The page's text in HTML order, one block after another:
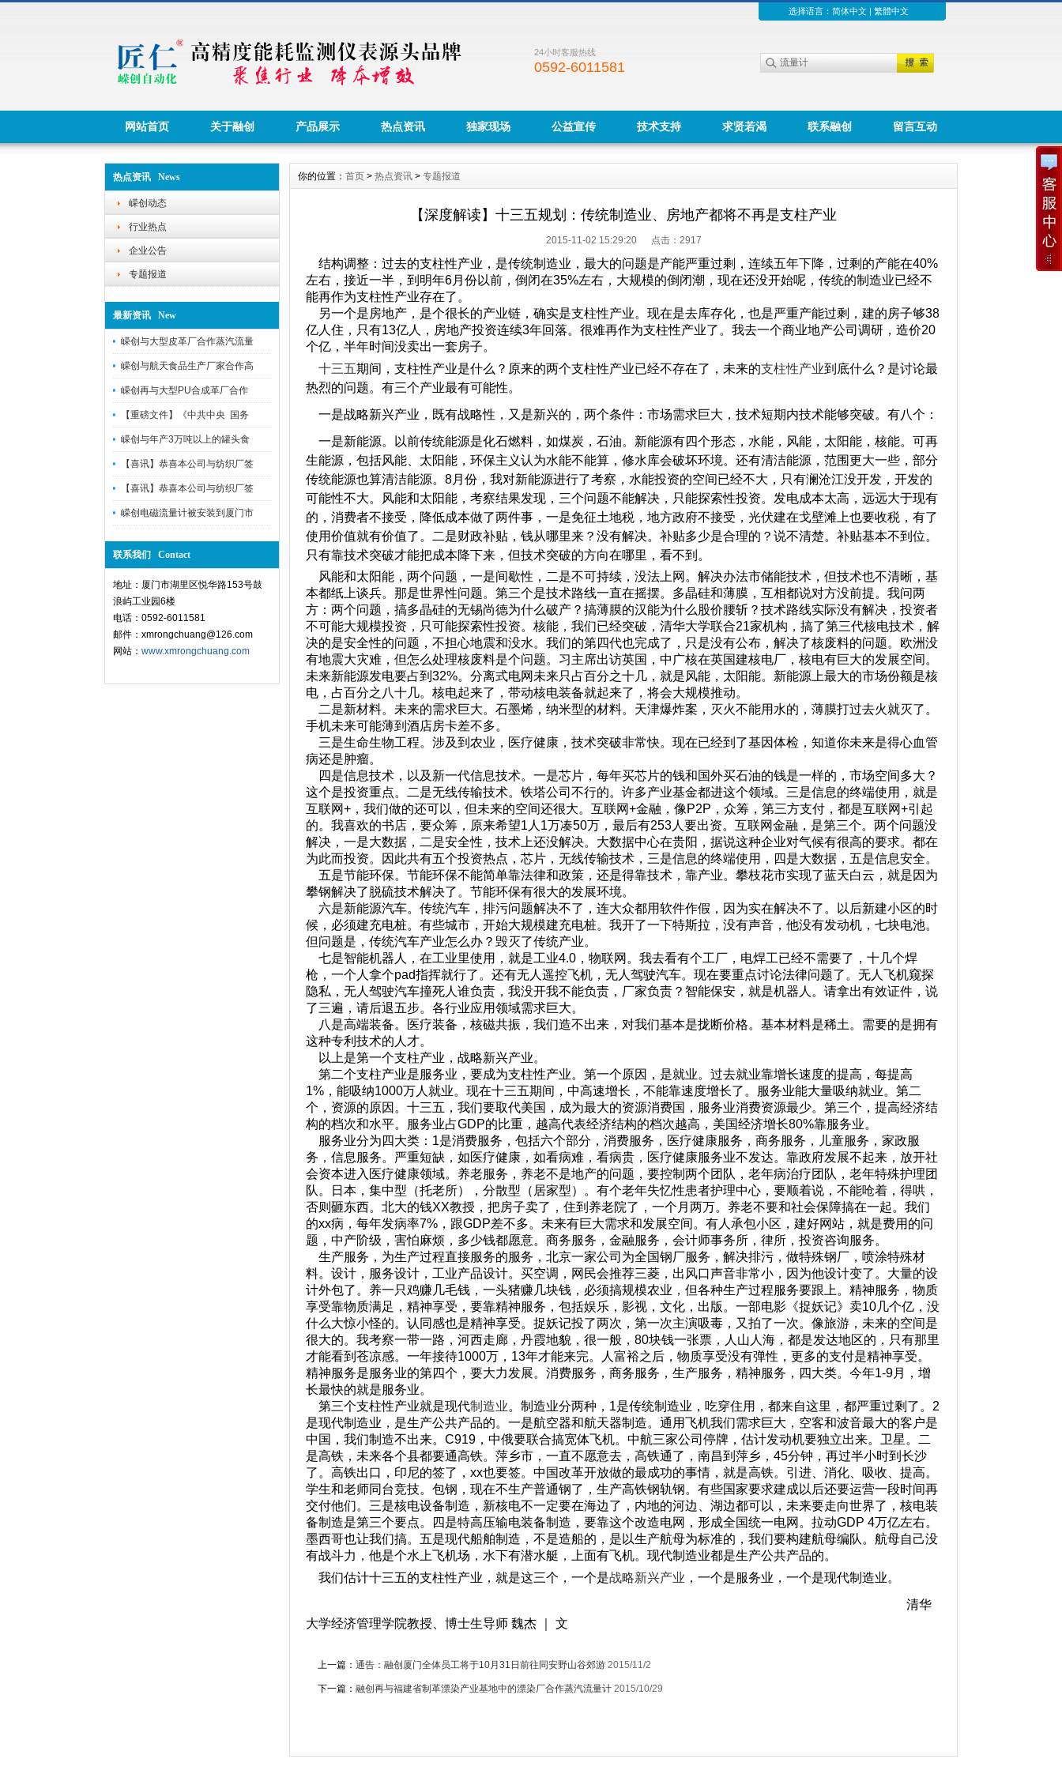
选择语言： 简体中文| 繁體中文
24小时客服热线
0592-6011581
网站首页 关于融创 产品展示 热点资讯 独家现场 公益宣传 技术支持 求贤若渴 联系融创 留言互动
热点资讯 News
嵘创动态
行业热点
企业公告
专题报道
最新资讯 New
嵘创与大型皮革厂合作蒸汽流量
嵘创与航天食品生产厂家合作高
嵘创再与大型PU合成革厂合作
【重磅文件】《中共中央 国务
嵘创与年产3万吨以上的罐头食
【喜讯】恭喜本公司与纺织厂签
【喜讯】恭喜本公司与纺织厂签
嵘创电磁流量计被安装到厦门市
联系我们 Contact
地址：厦门市湖里区悦华路153号鼓
浪屿工业园6楼
电话：0592-6011581
邮件：xmrongchuang@126.com
网站： www.xmrongchuang.com
你的位置： 首页 > 热点资讯 > 专题报道
【深度解读】十三五规划：传统制造业、房地产都将不再是支柱产业
2015-11-02 15:29:20 点击： 2917
结构调整：过去的支柱性产业，是传统制造业，最大的问题是产能严重过剩，连续五年下降，过剩的产能在40%
左右，接近一半，到明年6月份以前，倒闭在35%左右，大规模的倒闭潮，现在还没开始呢，传统的制造业已经不
能再作为支柱性产业存在了。
另一个是房地产，是个很长的产业链，确实是支柱性产业。现在是去库存化，也是严重产能过剩，建的房子够38
亿人住，只有13亿人，房地产投资连续3年回落。很难再作为支柱性产业了。我去一个商业地产公司调研，造价20
个亿，半年时间没卖出一套房子。
十三五期间，支柱性产业是什么？原来的两个支柱性产业已经不存在了，未来的支柱性产业到底什么？是讨论最
热烈的问题。有三个产业最有可能性。
一是战略新兴产业，既有战略性，又是新兴的，两个条件：市场需求巨大，技术短期内技术能够突破。有八个：
一是新能源。以前传统能源是化石燃料，如煤炭，石油。新能源有四个形态，水能，风能，太阳能，核能。可再
生能源，包括风能、太阳能，环保主义认为水能不能算，修水库会破坏环境。还有清洁能源，范围更大一些，部分
传统能源也算清洁能源。8月份，我对新能源进行了考察，水能投资的空间已经不大，只有澜沧江没开发，开发的
可能性不大。风能和太阳能，考察结果发现，三个问题不能解决，只能探索性投资。发电成本太高，远远大于现有
的，消费者不接受，降低成本做了两件事，一是免征土地税，地方政府不接受，光伏建在戈壁滩上也要收税，有了
使用价值就有价值了。二是财政补贴，钱从哪里来？没有解决。补贴多少是合理的？说不清楚。补贴基本不到位。
只有靠技术突破才能把成本降下来，但技术突破的方向在哪里，看不到。
风能和太阳能，两个问题，一是间歇性，二是不可持续，没法上网。解决办法市储能技术，但技术也不清晰，基
本都纸上谈兵。那是世界性问题。第三个是技术路线一直在摇摆。多晶硅和薄膜，互相都说对方没前提。我问两
方：两个问题，搞多晶硅的无锡尚德为什么破产？搞薄膜的汉能为什么股价腰斩？技术路线实际没有解决，投资者
不可能大规模投资，只可能探索性投资。 核能，我们已经突破，清华大学联合21家机构，搞了第三代核电技术，解
决的是安全性的问题，不担心地震和没水。我们的第四代也完成了，只是没有公布，解决了核废料的问题。欧洲没
有地震大灾难，但怎么处理核废料是个问题。习主席出访英国，中广核在英国建核电厂，核电有巨大的发展空间。
未来新能源发电要占到32%。分离式电网未来只占百分之十几，就是风能，太阳能。新能源上最大的市场份额是核
电，占百分之八十几。核电起来了，带动核电装备就起来了，将会大规模推动。
二是新材料。未来的需求巨大。石墨烯，纳米型的材料。天津爆炸案，灭火不能用水的，薄膜打过去火就灭了。
手机未来可能薄到酒店房卡差不多。
三是生命生物工程。涉及到农业，医疗健康，技术突破非常快。现在已经到了基因体检，知道你未来是得心血管
病还是肿瘤。
四是信息技术，以及新一代信息技术。一是芯片，每年买芯片的钱和国外买石油的钱是一样的，市场空间多大？
这个是投资重点。二是无线传输技术。铁塔公司不行的。许多产业基金都进这个领域。三是信息的终端使用，就是
互联网+，我们做的还可以，但未来的空间还很大。互联网+金融，像P2P，众筹，第三方支付，都是互联网+引起
的。我喜欢的书店，要众筹，原来希望1人1万凑50万，最后有253人要出资。互联网金融，是第三个。两个问题没
解决，一是大数据，二是安全性，技术上还没解决。大数据中心在贵阳，据说这种企业对气候有很高的要求。都在
为此而投资。因此共有五个投资热点，芯片，无线传输技术，三是信息的终端使用，四是大数据，五是信息安全。
五是节能环保。节能环保不能简单靠法律和政策，还是得靠技术，靠产业。攀枝花市实现了蓝天白云，就是因为
攀钢解决了脱硫技术解决了。节能环保有很大的发展环境。
六是新能源汽车。传统汽车，排污问题解决不了，连大众都用软件作假，因为实在解决不了。以后新建小区的时
候，必须建充电桩。有些城市，开始大规模建充电桩。我开了一下特斯拉，没有声音，他没有发动机，七块电池。
但问题是，传统汽车产业怎么办？毁灭了传统产业。
七是智能机器人，在工业里使用，就是工业4.0，物联网。我去看有个工厂，电焊工已经不需要了，十几个焊
枪，一个人拿个pad指挥就行了。还有无人遥控飞机，无人驾驶汽车。现在要重点讨论法律问题了。无人飞机窥探
隐私，无人驾驶汽车撞死人谁负责，我没开我不能负责，厂家负责？智能保安，就是机器人。请拿出有效证件，说
了三遍，请后退五步。各行业应用领域需求巨大。
八是高端装备。医疗装备，核磁共振，我们造不出来，对我们基本是拢断价格。基本材料是稀土。需要的是拥有
这种专利技术的人才。
以上是第一个支柱产业，战略新兴产业。
第二个支柱产业是服务业，要成为支柱性产业。第一个原因，是就业。过去就业靠增长速度的提高，每提高
1%，能吸纳1000万人就业。现在十三五期间，中高速增长，不能靠速度增长了。服务业能大量吸纳就业。第二
个，资源的原因。十三五，我们要取代美国，成为最大的资源消费国，服务业消费资源最少。第三个，提高经济结
构的档次和水平。服务业占GDP的比重，越高代表经济结构的档次越高，美国经济增长80%靠服务业。
服务业分为四大类：1是消费服务，包括六个部分，消费服务，医疗健康服务，商务服务，儿童服务，家政服
务，信息服务。严重短缺，如医疗健康，如看病难，看病贵，医疗健康服务业不发达。靠政府发展不起来，放开社
会资本进入医疗健康领域。养老服务，养老不是地产的问题，要控制两个团队，老年病治疗团队，老年特殊护理团
队。日本，集中型（托老所），分散型（居家型）。有个老年失忆性患者护理中心，要顺着说，不能呛着，得哄，
否则砸东西。北大的钱XX教授，把房子卖了，住到养老院了，一个月两万。养老不要和社会保障搞在一起。我们
的xx病，每年发病率7%，跟GDP差不多。未来有巨大需求和发展空间。有人承包小区，建好网站，就是费用的问
题，中产阶级，害怕麻烦，多少钱都愿意。商务服务，金融服务，会计师事务所，律所，投资咨询服务。
生产服务，为生产过程直接服务的服务，北京一家公司为全国钢厂服务，解决排污，做特殊钢厂，喷涂特殊材
料。设计，服务设计，工业产品设计。买空调，网民会推荐三菱，出风口声音非常小，因为他设计变了。大量的设
计外包了。养一只鸡赚几毛钱，一头猪赚几块钱，必须搞规模农业，但各种生产过程服务要跟上。精神服务，物质
享受靠物质满足，精神享受，要靠精神服务，包括娱乐，影视，文化，出版。一部电影《捉妖记》卖10几个亿，没
什么大惊小怪的。认同感也是精神享受。捉妖记投了两次，第一次主演吸毒，又拍了一次。像旅游，未来的空间是
很大的。我考察一带一路，河西走廊，丹霞地貌，很一般，80块钱一张票，人山人海，都是发达地区的，只有那里
才能看到苍凉感。一年接待1000万，13年才能来完。人富裕之后，物质享受没有弹性，更多的支付是精神享受。
精神服务是服务业的第四个，要大力发展。消费服务，商务服务，生产服务，精神服务，四大类。今年1-9月，增
长最快的就是服务业。
第三个支柱性产业就是现代制造业。制造业分两种，1是传统制造业，吃穿住用，都来自这里，都严重过剩了。2
是现代制造业，是生产公共产品的。一是航空器和航天器制造。通用飞机我们需求巨大，空客和波音最大的客户是
中国，我们制造不出来。C919，中俄要联合搞宽体飞机。中航三家公司停牌，估计发动机要独立出来。卫星。二
是高铁，未来各个县都要通高铁。萍乡市，一直不愿意去，高铁通了，南昌到萍乡，45分钟，再过半小时到长沙
了。高铁出口，印尼的签了，xx也要签。中国改革开放做的最成功的事情，就是高铁。引进、消化、吸收、提高。
学生和老师同台竞技。包钢，现在不生产普通钢了，生产高铁钢轨钢。有些国家要求建成以后还要运营一段时间再
交付他们。三是核电设备制造，新核电不一定要在海边了，内地的河边、湖边都可以，未来要走向世界了，核电装
备制造是第三个要点。四是特高压输电装备制造，要靠这个改造电网，形成全国统一电网。拉动GDP 4万亿左右。
墨西哥也让我们搞。五是现代船舶制造，不是造船的，是以生产航母为标准的，我们要构建航母编队。航母自己没
有战斗力，他是个水上飞机场，水下有潜水艇，上面有飞机。现代制造业都是生产公共产品的。
我们估计十三五的支柱性产业，就是这三个，一个是战略新兴产业 ，一个是服务业，一个是现代制造业。
清华
大学经济管理学院教授、博士生导师 魏杰 ｜ 文
上一篇： 通告：融创厦门全体员工将于10月31日前往同安野山谷郊游 2015/11/2
下一篇： 融创再与福建省制革漂染产业基地中的漂染厂合作蒸汽流量计 2015/10/29